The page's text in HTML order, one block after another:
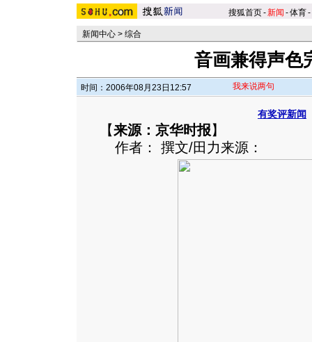
搜狐首页-新闻 -体育-
新闻中心 > 综合
音画兼得声色
时间：2006年08月23日12:57 我来说两句
有奖评新闻
【来源：京华时报】
作者： 撰文/田力来源：